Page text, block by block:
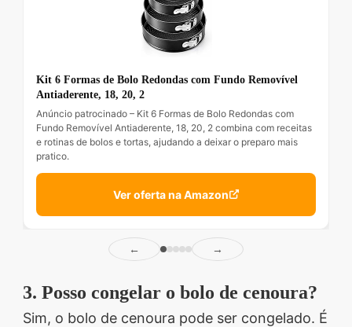
Kit 6 Formas de Bolo Redondas com Fundo Removível
Antiaderente, 18, 20, 2
Anúncio patrocinado – Kit 6 Formas de Bolo Redondas com
Fundo Removível Antiaderente, 18, 20, 2 combina com receitas
e rotinas de bolos e tortas, ajudando a deixar o preparo mais
pratico.
Ver oferta na Amazon
← →
3. Posso congelar o bolo de cenoura?
Sim, o bolo de cenoura pode ser congelado. É